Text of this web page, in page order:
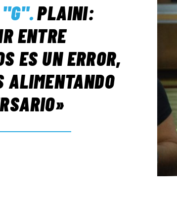
"G".PLAINI:
ENTRE
ES UN ERROR,
ALIMENTANDO